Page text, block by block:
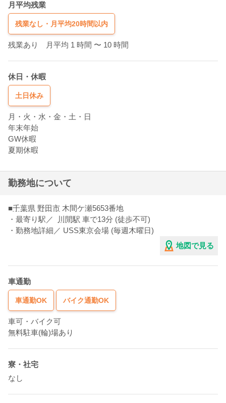
月平均残業
残業なし・月平均20時間以内
残業あり 月平均 1 時間 〜 10 時間
休日・休暇
土日休み
月・火・水・金・土・日
年末年始
GW休暇
夏期休暇
勤務地について
■千葉県 野田市 木間ケ瀬5653番地
・最寄り駅／
川間駅 車で13分 (徒歩不可)
・勤務地詳細／ USS東京会場 (毎週木曜日)
地図で見る
車通勤
車通勤OK バイク通勤OK
車可・バイク可
無料駐車(輪)場あり
寮・社宅
なし